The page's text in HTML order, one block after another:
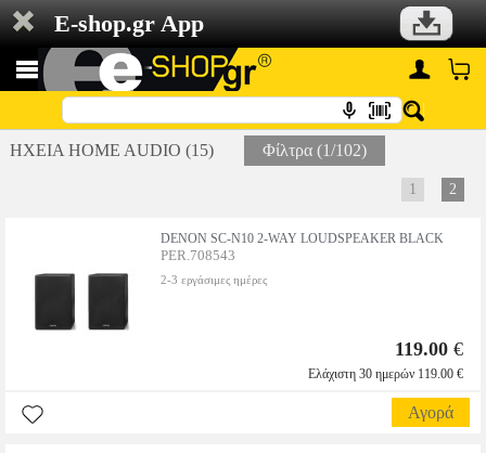
E-shop.gr App
ΗΧΕΙΑ HOME AUDIO (15) Φίλτρα (1/102)
1 2
DENON SC-N10 2-WAY LOUDSPEAKER BLACK
PER.708543
2-3 εργάσιμες ημέρες
119.00 €
Ελάχιστη 30 ημερών 119.00 €
Αγορά